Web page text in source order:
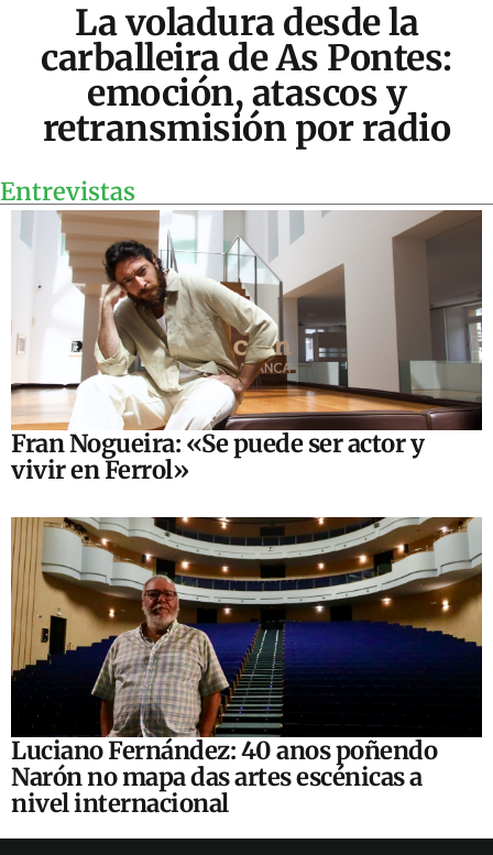
La voladura desde la
carballeira de As Pontes:
emoción, atascos y
retransmisión por radio
Entrevistas
Fran Nogueira: «Se puede ser actor y
vivir en Ferrol»
Luciano Fernández: 40 anos poñendo
Narón no mapa das artes escénicas a
nivel internacional